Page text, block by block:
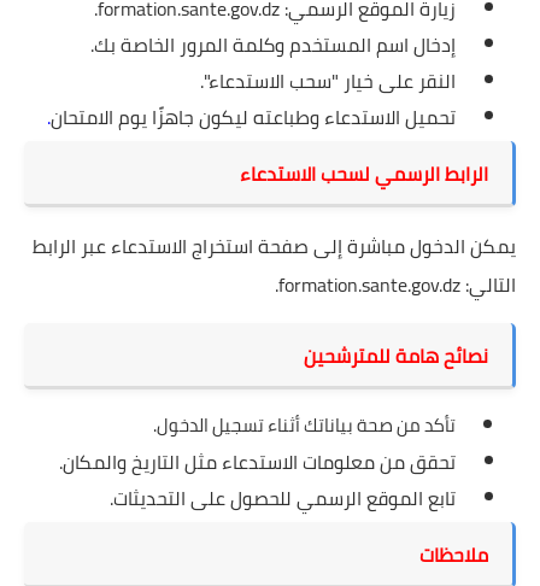
زيارة الموقع الرسمي:formation.sante.gov.dz
.
إدخال اسم المستخدم وكلمة المرور الخاصة بك.
النقر على خيار "سحب الاستدعاء".
تحميل الاستدعاء وطباعته ليكون جاهزًا يوم الامتحان.
الرابط الرسمي لسحب الاستدعاء
يمكن الدخول مباشرة إلى صفحة استخراج الاستدعاء عبر الرابط
التالي:formation.sante.gov.dz
.
نصائح هامة للمترشحين
تأكد من صحة بياناتك أثناء تسجيل الدخول.
تحقق من معلومات الاستدعاء مثل التاريخ والمكان.
تابع الموقع الرسمي للحصول على التحديثات.
ملاحظات